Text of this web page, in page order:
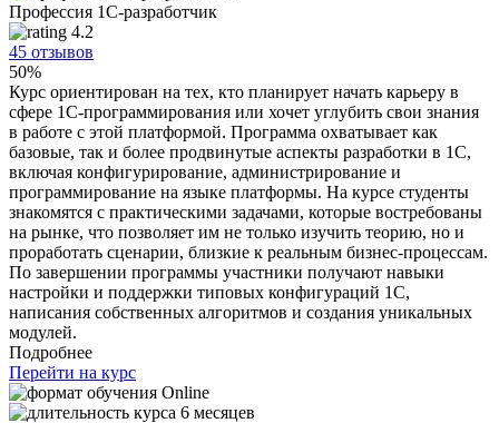
Профессия 1С-разработчик
4.2
45 отзывов
50%
Курс ориентирован на тех, кто планирует начать карьеру в
сфере 1С-программирования или хочет углубить свои знания
в работе с этой платформой. Программа охватывает как
базовые, так и более продвинутые аспекты разработки в 1С,
включая конфигурирование, администрирование и
программирование на языке платформы. На курсе студенты
знакомятся с практическими задачами, которые востребованы
на рынке, что позволяет им не только изучить теорию, но и
проработать сценарии, близкие к реальным бизнес-процессам.
По завершении программы участники получают навыки
настройки и поддержки типовых конфигураций 1С,
написания собственных алгоритмов и создания уникальных
модулей.
Подробнее
Перейти на курс
Online
6 месяцев